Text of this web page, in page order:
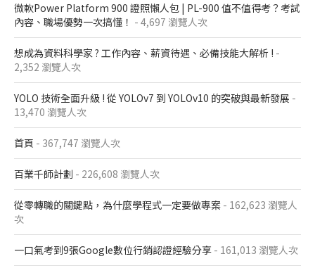
微軟Power Platform 900​ 證照懶人包​ | PL-900 值不值得考？考試
內容、職場優勢一次搞懂​！ - 4,697 瀏覽人次
想成為資料科學家 ? 工作內容、薪資待遇、必備技能大解析 ! -
2,352 瀏覽人次
YOLO 技術全面升級 ! 從 YOLOv7 到 YOLOv10 的突破與最新發展 -
13,470 瀏覽人次
首頁 - 367,747 瀏覽人次
百業千師計劃 - 226,608 瀏覽人次
從零轉職的關鍵點，為什麼學程式一定要做專案 - 162,623 瀏覽人
次
一口氣考到9張Google數位行銷認證經驗分享 - 161,013 瀏覽人次